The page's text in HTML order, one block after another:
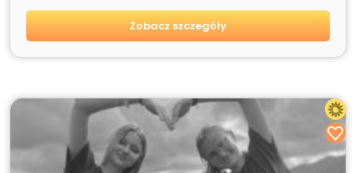
Zobacz szczegóły